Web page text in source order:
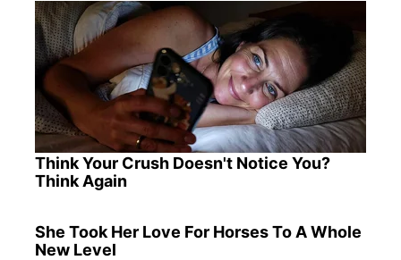
Think Your Crush Doesn't Notice You?
Think Again
She Took Her Love For Horses To A Whole
New Level